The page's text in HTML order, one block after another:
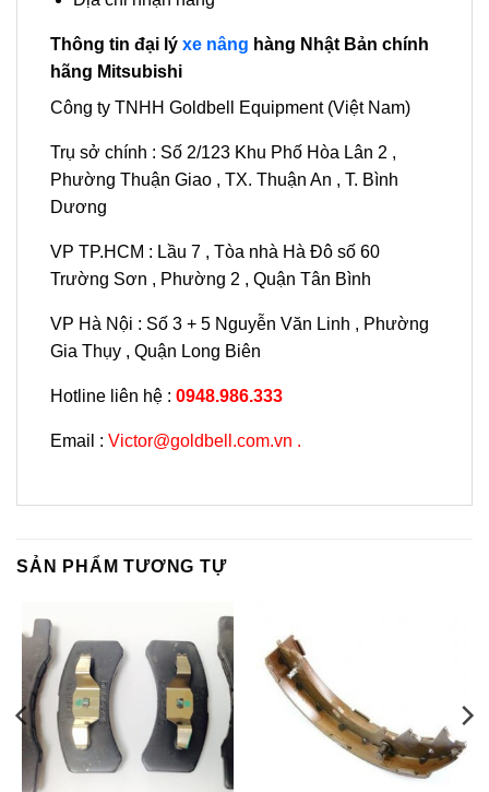
Thông tin đại lý xe nâng hàng Nhật Bản chính
hãng Mitsubishi
Công ty TNHH Goldbell Equipment (Việt Nam)
Trụ sở chính : Số 2/123 Khu Phố Hòa Lân 2 ,
Phường Thuận Giao , TX. Thuận An , T. Bình
Dương
VP TP.HCM : Lầu 7 , Tòa nhà Hà Đô số 60
Trường Sơn , Phường 2 , Quận Tân Bình
VP Hà Nội : Số 3 + 5 Nguyễn Văn Linh , Phường
Gia Thụy , Quận Long Biên
Hotline liên hệ : 0948.986.333
Email : Victor@goldbell.com.vn .
SẢN PHẨM TƯƠNG TỰ